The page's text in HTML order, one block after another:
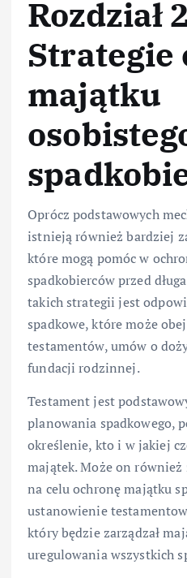
Rozdział
Strategie
majątku
Oprócz podstawowych
istnieją również bardziej
które mogą pomóc w
spadkobierców przed
takich strategii jest
spadkowe, które może
testamentów, umów o
fundacji rodzinnej.
Testament jest
planowania spadkowego,
określenie, kto i w jakiej
majątek. Może on
na celu ochronę majątku
ustanowienie
który będzie zarządzał
uregulowania wszystkich